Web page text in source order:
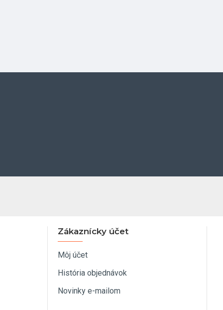
Zákaznícky účet
Môj účet
História objednávok
Novinky e-mailom